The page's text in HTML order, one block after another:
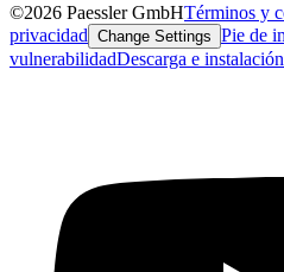
©2026 Paessler GmbHTérminos y
privacidad Change Settings Pie de
vulnerabilidadDescarga e instalación